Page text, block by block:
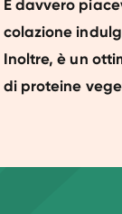
È davvero
colazione
Inoltre, è un
di proteine